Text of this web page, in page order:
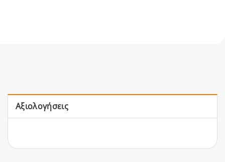
Αξιολογήσεις